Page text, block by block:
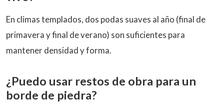
En climas templados, dos podas suaves al año (final de
primavera y final de verano) son suficientes para
mantener densidad y forma.
¿Puedo usar restos de obra para un
borde de piedra?